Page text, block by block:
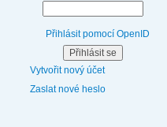
Přihlásit pomocí OpenID
Vytvořit nový účet
Zaslat nové heslo